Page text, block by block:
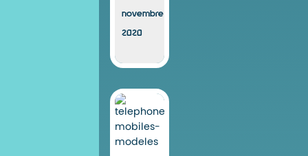
novembre
2020